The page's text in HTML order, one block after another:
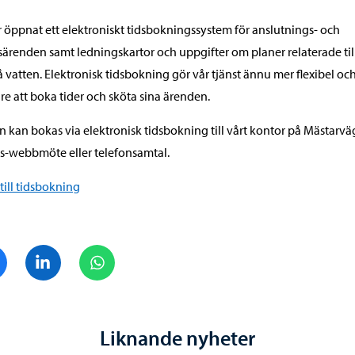
öppnat ett elektroniskt tidsbokningssystem för anslutnings- och
samt ledningskartor och uppgifter om planer relaterade
vatten. Elektronisk tidsbokning gör vår tjänst ännu mer flexibel och
att boka tider och sköta sina ärenden.
kan bokas via elektronisk tidsbokning till vårt kontor på
webbmöte eller telefonsamtal.
tidsbokning
Dela på FacebookDela på LinkedIn
Liknande nyheter